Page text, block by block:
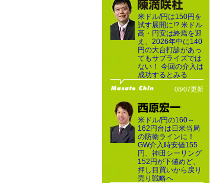
米ドル/円は150円を
試す展開に!? 米ドル
高・円安は終焉を迎
え、2026年中に140
円の大台打診があっ
てもサプライズでは
ない！ 今回の介入は
成功するとみる
08/07更新
米ドル/円の160～
162円台は日米当局
の防衛ラインに！
GW介入時安値155
円、神田シーリング
152円が下値めど、
押し目買いから戻り
売り戦略へ